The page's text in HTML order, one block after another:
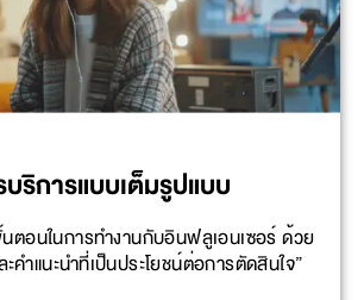
ริการแบบเต็มรูปแบบ
ตอนในการทำงานกับอินฟลูเอนเซอร์ ด้วย
คำแนะนำที่เป็นประโยชน์ต่อการตัดสินใจ”